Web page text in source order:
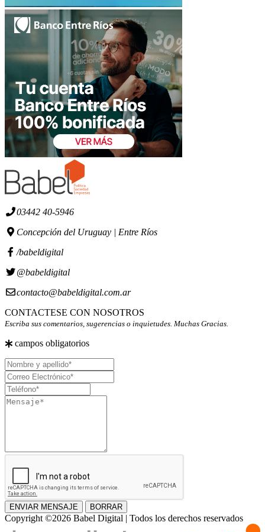
03442 40-5946
Concepción del Uruguay | Entre Ríos
/babeldigital
@babeldigital
contacto@babeldigital.com.ar
CONTACTESE CON NOSOTROS
Escriba sus comentarios, sugerencias o inquietudes. Muchas Gracias.
campos obligatorios
Nombre
y
apellido
Correo
Electrónico
Teléfono
Mensaje
ENVIAR MENSAJE BORRAR
Copyright ©2026 Babel Digital | Todos los derechos reservados